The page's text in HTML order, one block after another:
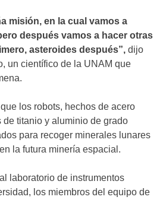
misión, en la cual vamos a
después vamos a hacer otras
asteroides después”, dijo
un científico de la UNAM que
los robots, hechos de acero
titanio y aluminio de grado
para recoger minerales lunares
la futura minería espacial.
laboratorio de instrumentos
los miembros del equipo de